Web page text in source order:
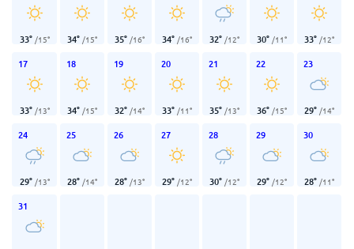
33° /15° 34° /15° 35° /16° 34° /16° 32° /12° 30° /11° 33° /12°
17
33° /13°
18
34° /15°
19
32° /14°
20
33° /11°
21
35° /13°
22
36° /15°
23
29° /14°
24
29° /13°
25
28° /14°
26
28° /13°
27
29° /12°
28
30° /12°
29
29° /12°
30
28° /11°
31